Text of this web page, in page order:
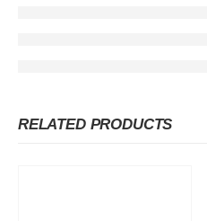
RELATED PRODUCTS